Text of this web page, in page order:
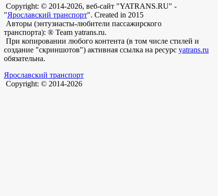
Copyright: © 2014-2026, веб-сайт "YATRANS.RU" -
"Ярославский транспорт". Created in 2015
Авторы (энтузиасты-любители пассажирского
транспорта): ® Team yatrans.ru.
При копировании любого контента (в том числе стилей и
создание "скриншотов") активная ссылка на ресурс yatrans.ru
обязательна.
Ярославский транспорт
Copyright: © 2014-2026